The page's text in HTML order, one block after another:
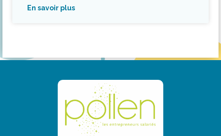
En savoir plus